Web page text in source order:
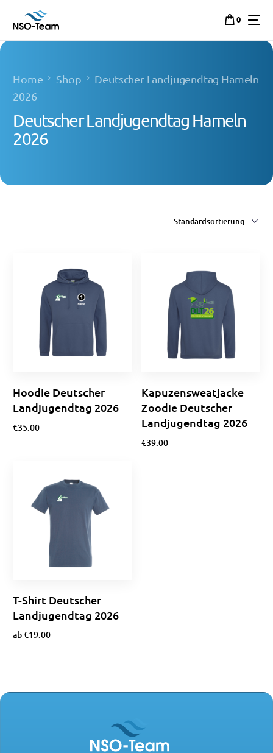
0
Home Shop
Deutscher Landjugendtag Hameln
2026
Deutscher Landjugendtag Hameln
2026
Hoodie Deutscher
Landjugendtag 2026
€35.00
Kapuzensweatjacke
Zoodie Deutscher
Landjugendtag 2026
€39.00
T-Shirt Deutscher
Landjugendtag 2026
ab€19.00